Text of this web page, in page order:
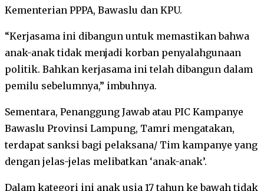
Kementerian PPPA, Bawaslu dan KPU.
“Kerjasama ini dibangun untuk memastikan bahwa
anak-anak tidak menjadi korban penyalahgunaan
politik. Bahkan kerjasama ini telah dibangun dalam
pemilu sebelumnya,” imbuhnya.
Sementara, Penanggung Jawab atau PIC Kampanye
Bawaslu Provinsi Lampung, Tamri mengatakan,
terdapat sanksi bagi pelaksana/ Tim kampanye yang
dengan jelas-jelas melibatkan ‘anak-anak’.
Dalam kategori ini anak usia 17 tahun ke bawah tidak